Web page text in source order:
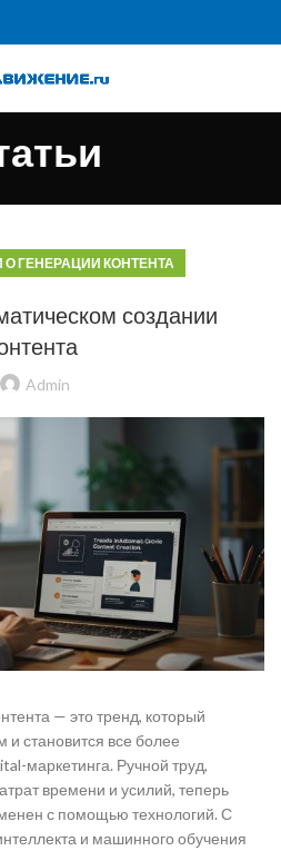
О ГЕНЕРАЦИИ КОНТЕНТА
создании
Admin
— это тренд, который
и становится все более
маркетинга. Ручной труд,
времени и усилий, теперь
с помощью технологий. С
и машинного обучения